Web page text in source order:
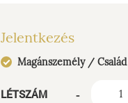
Jelentkezés
Magánszemély / Család
LÉTSZÁM -